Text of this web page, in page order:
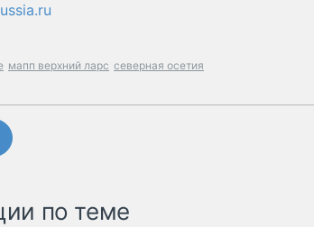
мапп верхний ларс северная осетия
по теме